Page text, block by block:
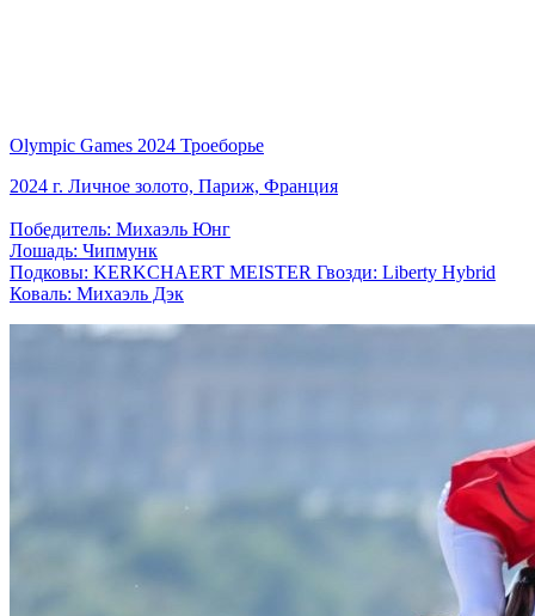
Olympic Games 2024 Троеборье
2024 г. Личное золото, Париж, Франция
Победитель: Михаэль Юнг
Лошадь: Чипмунк
Подковы: KERKCHAERT MEISTER Гвозди: Liberty Hybrid
Коваль: Михаэль Дэк